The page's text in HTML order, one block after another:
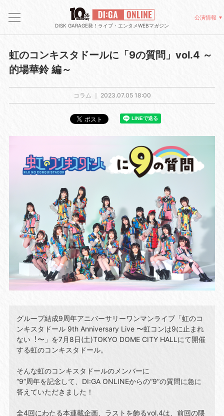
DISK GARAGE発！ライブ・エンタメWEBマガジン
公演情報
虹のコンキスタドールに「9の質問」vol.4 ～
的場華鈴 編～
コラム ｜ 2023.07.05 18:00
グループ結成9周年アニバーサリーワンマンライブ「虹のコ
ンキスタドール 9th Anniversary Live 〜虹コンは9に⽌まれ
ない︕〜」を7月8日(土)TOKYO DOME CITY HALLにて開催
する虹のコンキスタドール。
そんな虹のコンキスタドールのメンバーに
“9”周年を記念して、DI:GA ONLINEからの“9”の質問に急に
答えていただきました！
全4回にわたる本連載企画、ラストを飾るvol.4は、前回の隈